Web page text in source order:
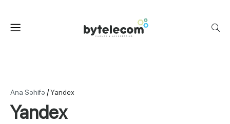
Ana Səhifə /Yandex
Yandex